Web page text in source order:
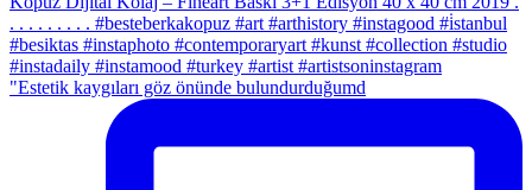
"Estetik kaygıları göz önünde bulundurduğumd